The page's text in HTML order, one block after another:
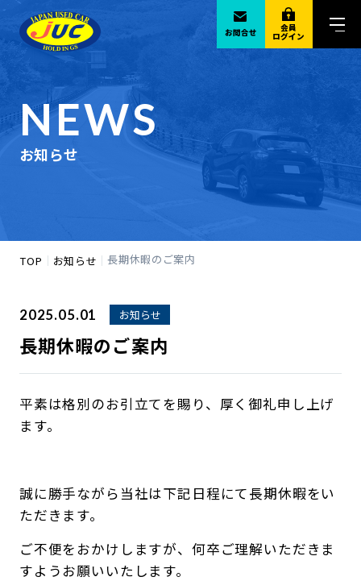
お問合せ 会員
ログイン
NEWS
お知らせ
TOP お知らせ 長期休暇のご案内
2025.05.01 お知らせ
長期休暇のご案内
平素は格別のお引立てを賜り、厚く御礼申し上げ
ます。
誠に勝手ながら当社は下記日程にて長期休暇をい
ただきます。
ご不便をおかけしますが、何卒ご理解いただきま
すようお願いいたします。